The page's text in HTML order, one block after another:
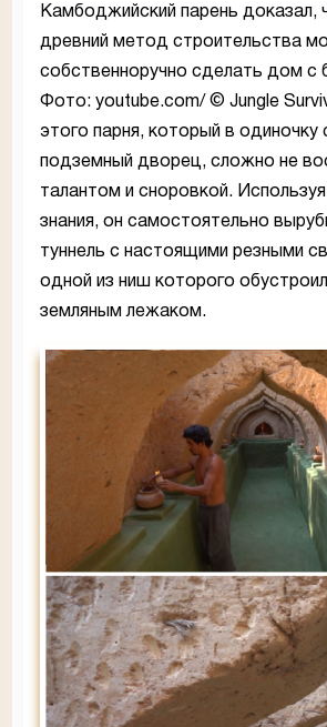
Камбоджийский парень доказал,
древний метод строительства
собственноручно сделать дом с
Фото: youtube.com/ © Jungle
этого парня, который в одиночку
подземный дворец, сложно не
талантом и сноровкой.
знания, он самостоятельно
туннель с настоящими резными
одной из ниш которого
земляным лежаком.